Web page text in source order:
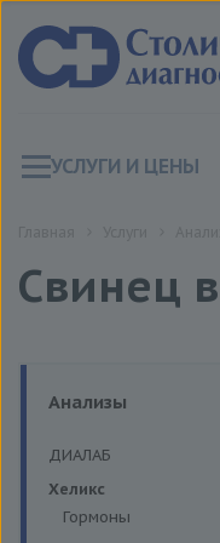
УСЛУГИ И ЦЕНЫ
Свинец
Анализы
ДИАЛАБ
Биохимия крови
Хеликс
Гормоны